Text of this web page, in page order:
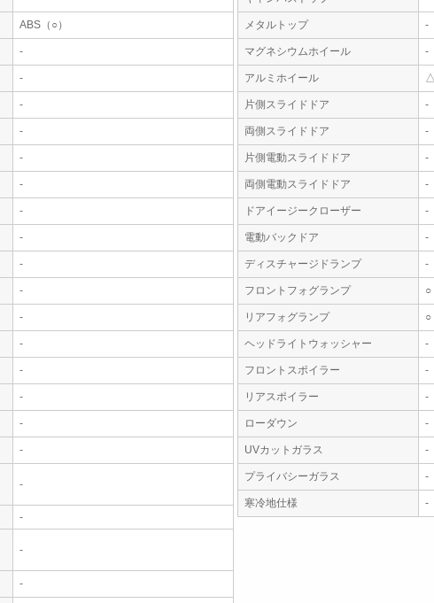
ABS（○）
-
-
-
-
-
-
-
-
-
-
-
-
-
-
-
-
-
-
-
-
メタルトップ -
マグネシウムホイール -
アルミホイール
片側スライドドア -
両側スライドドア -
片側電動スライドドア -
両側電動スライドドア -
ドアイージークローザー -
電動バックドア -
ディスチャージドランプ -
フロントフォグランプ ○
リアフォグランプ ○
ヘッドライトウォッシャー -
フロントスポイラー -
リアスポイラー -
ローダウン -
UVカットガラス -
プライバシーガラス -
寒冷地仕様 -